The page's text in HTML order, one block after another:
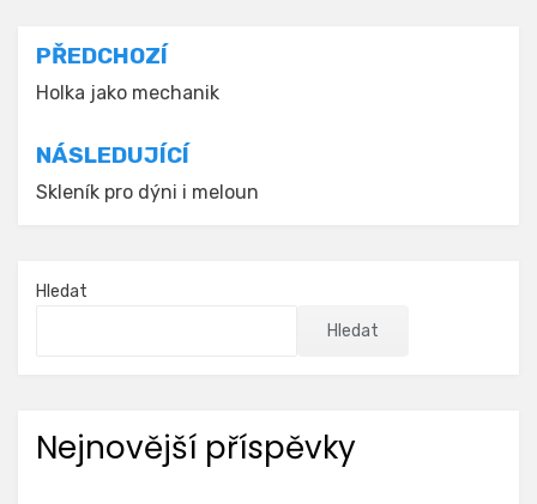
Navigace
pro
příspěvek
PŘEDCHOZÍ
Holka jako mechanik
NÁSLEDUJÍCÍ
Skleník pro dýni i meloun
Hledat
Hledat
Nejnovější příspěvky